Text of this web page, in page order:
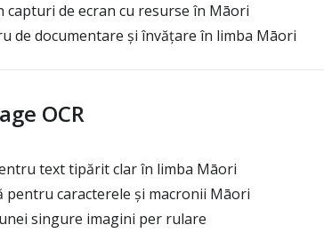
capturi de ecran cu resurse în Māori
de documentare și învățare în limba Māori
OCR
text tipărit clar în limba Māori
pentru caracterele și macronii Māori
singure imagini per rulare